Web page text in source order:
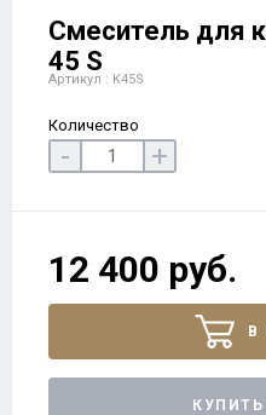
Смеситель для
45 S
Артикул : K45S
Количество
- +
12 400 руб.
В